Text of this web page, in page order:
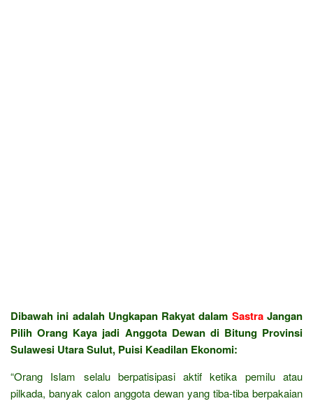
Dibawah ini adalah Ungkapan Rakyat dalam SastraJangan
Pilih Orang Kaya jadi Anggota Dewan di Bitung Provinsi
Sulawesi Utara Sulut, Puisi Keadilan Ekonomi:
“Orang Islam selalu berpatisipasi aktif ketika pemilu atau
pilkada, banyak calon anggota dewan yang tiba-tiba berpakaian